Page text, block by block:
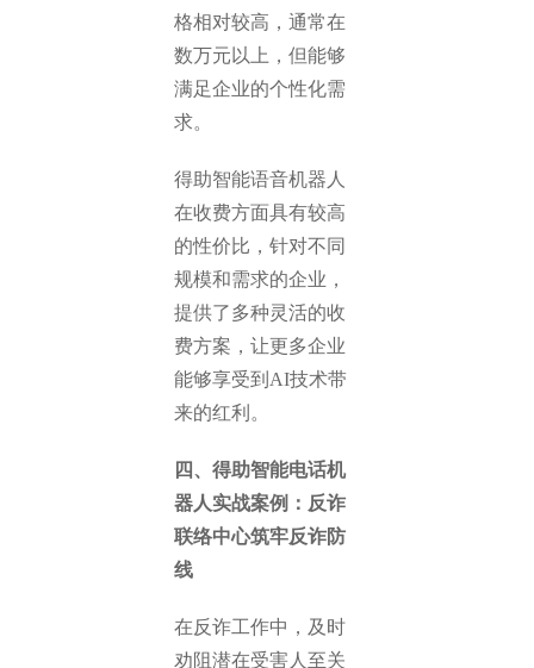
格相对较高，通常在
数万元以上，但能够
满足企业的个性化需
求。
得助智能语音机器人
在收费方面具有较高
的性价比，针对不同
规模和需求的企业，
提供了多种灵活的收
费方案，让更多企业
能够享受到AI技术带
来的红利。
四、得助智能电话机
器人实战案例：反诈
联络中心筑牢反诈防
线
在反诈工作中，及时
劝阻潜在受害人至关